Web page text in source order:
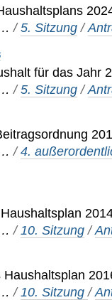
/5. Sitzung /
für das Jahr
/5. Sitzung /
/4.
/ 10. Sitzung /
Haushaltsplan
/ 10. Sitzung/